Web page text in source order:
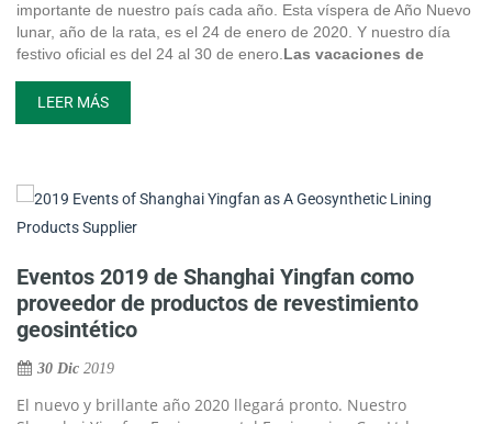
importante de nuestro país cada año. Esta víspera de Año Nuevo
lunar, año de la rata, es el 24 de enero de 2020. Y nuestro día
festivo oficial es del 24 al 30 de enero.Las vacaciones de
enero
al 31 de enero
de las fábricas; 23 de enero
LEER MÁS
Eventos 2019 de Shanghai Yingfan como
proveedor de productos de revestimiento
geosintético
30 Dic 2019
El nuevo y brillante año 2020 llegará pronto. Nuestro